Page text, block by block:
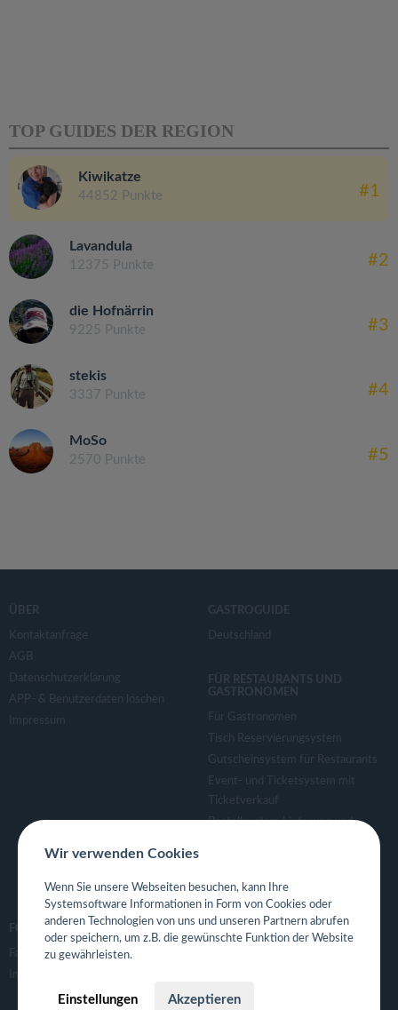
TOP GUIDES DER REGION
Kiwikatze
44852 Punkte #1
Lavandula
12375 Punkte #2
die Hofnärrin
9225 Punkte #3
stekis
3337 Punkte #4
MoSo
2570 Punkte #5
ÜBER
Kontaktanfrage
AGB
Datenschutzerklärung
APP- & Benutzerdaten löschen
Impressum
GASTROGUIDE
Deutschland
FÜR RESTAURANTS UND
GASTRONOMEN
Für Gastronomen
Tisch Reservierungsystem
Gutscheinsystem für Restaurants
Event- und Ticketsystem mit
Ticketverkauf
Bestellsystem Lieferung und
Eigene App für Restaurant
FOLGE UNS
Facebook
Instagram
Wir verwenden Cookies
Wenn Sie unsere Webseiten besuchen, kann Ihre
Systemsoftware Informationen in Form von Cookies oder
anderen Technologien von uns und unseren Partnern abrufen
oder speichern, um z.B. die gewünschte Funktion der Website
zu gewährleisten.
Einstellungen Akzeptieren